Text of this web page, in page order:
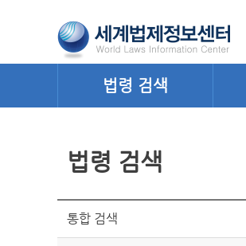
법령 검색
법령 검색
통합 검색